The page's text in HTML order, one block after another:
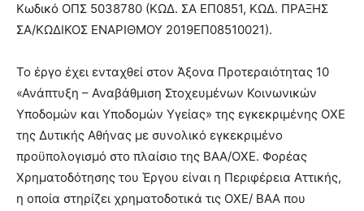
Κωδικό ΟΠΣ 5038780 (ΚΩΔ. ΣΑ ΕΠ0851, ΚΩΔ. ΠΡΑΞΗΣ
ΣΑ/ΚΩΔΙΚΟΣ ΕΝΑΡΙΘΜΟΥ 2019ΕΠ08510021).
Το έργο έχει ενταχθεί στον Άξονα Προτεραιότητας 10
«Ανάπτυξη – Αναβάθμιση Στοχευμένων Κοινωνικών
Υποδομών και Υποδομών Υγείας» της εγκεκριμένης ΟΧΕ
της Δυτικής Αθήνας με συνολικό εγκεκριμένο
προϋπολογισμό στο πλαίσιο της ΒΑΑ/ΟΧΕ. Φορέας
Χρηματοδότησης του Έργου είναι η Περιφέρεια Αττικής,
η οποία στηρίζει χρηματοδοτικά τις ΟΧΕ/ ΒΑΑ που